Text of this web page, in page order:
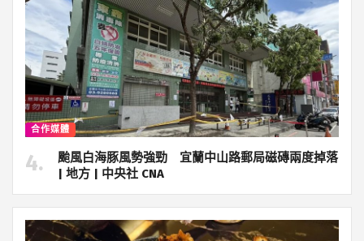
合作媒體
颱風白海豚風勢強勁 宜蘭中山路郵局磁磚兩度掉落
| 地方 | 中央社 CNA